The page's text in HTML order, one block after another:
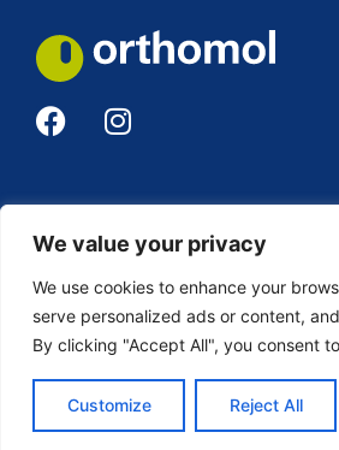
We value your privacy
We use cookies to enhance your
serve personalized ads or content,
By clicking "Accept All", you consent
Customize Reject All
Pronađi najbliže prodajno mjesto
Kontakt